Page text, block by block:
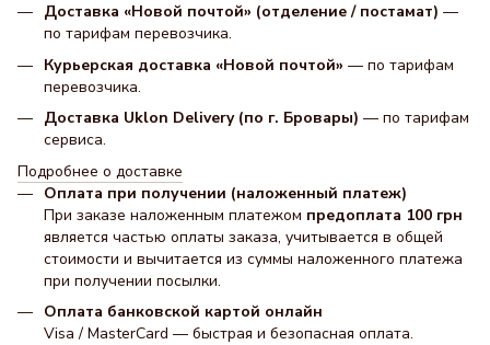
Доставка «Новой почтой» (отделение / постамат) —
по тарифам перевозчика.
Курьерская доставка «Новой почтой» — по тарифам
перевозчика.
Доставка Uklon Delivery (по г. Бровары) — по тарифам
сервиса.
Подробнее о доставке
Оплата при получении (наложенный платеж)
При заказе наложенным платежом предоплата 100 грн
является частью оплаты заказа, учитывается в общей
стоимости и вычитается из суммы наложенного платежа
при получении посылки.
Оплата банковской картой онлайн
Visa / MasterCard — быстрая и безопасная оплата.